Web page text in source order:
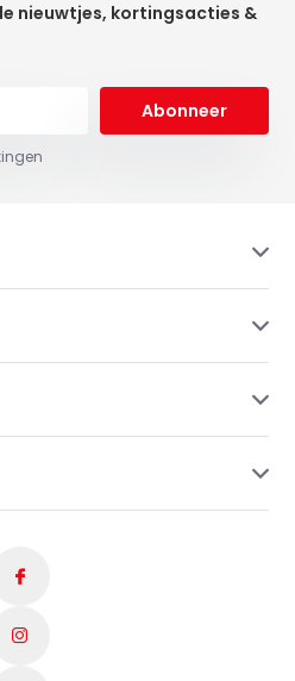
nieuwtjes, kortingsacties &
Abonneer